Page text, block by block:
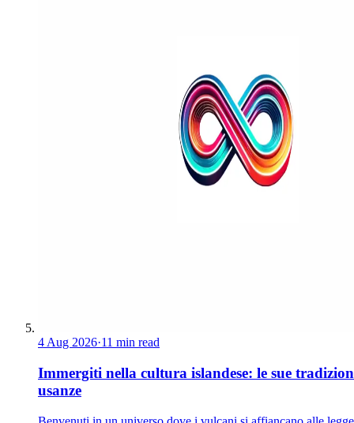
4 Aug 2026·11 min read
Immergiti nella cultura islandese: le sue
usanze